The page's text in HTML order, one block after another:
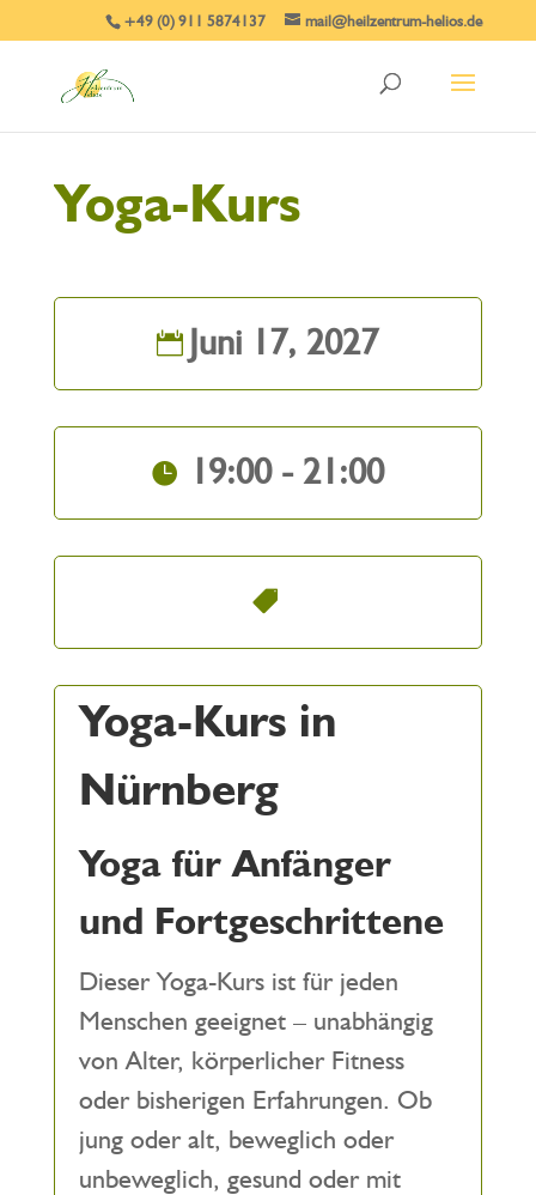
+49 (0) 911 5874137 mail@heilzentrum-helios.de
Yoga-Kurs
Juni 17, 2027
19:00 - 21:00
Yoga-Kurs in
Nürnberg
Yoga für Anfänger
und Fortgeschrittene
Dieser Yoga-Kurs ist für jeden
Menschen geeignet – unabhängig
von Alter, körperlicher Fitness
oder bisherigen Erfahrungen. Ob
jung oder alt, beweglich oder
unbeweglich, gesund oder mit